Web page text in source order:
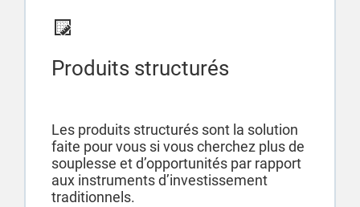
Produits structurés
Les produits structurés sont la solution
faite pour vous si vous cherchez plus de
souplesse et d’opportunités par rapport
aux instruments d’investissement
traditionnels.